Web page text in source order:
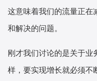
这意味着我们的流量正在
和解决的问题。
刚才我们讨论的是关于业
样，要实现增长就必须不